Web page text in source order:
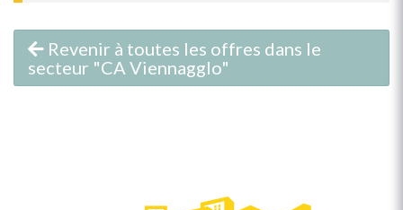
Revenir à toutes les offres dans le
secteur "CA Viennagglo"